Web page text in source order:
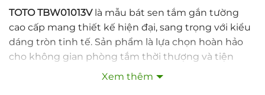
TOTO TBW01013Vlà mẫu bát sen tắm gắn tường
cao cấp mang thiết kế hiện đại, sang trọng với kiểu
dáng tròn tinh tế. Sản phẩm là lựa chọn hoàn hảo
cho không gian phòng tắm thời thượng và tiện
Xem thêm